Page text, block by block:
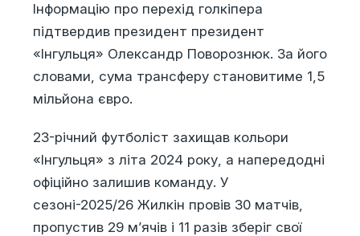
Інформацію про перехід голкіпера
підтвердив президент президент
«Інгульця» Олександр Поворознюк. За його
словами, сума трансферу становитиме 1,5
мільйона євро.
23-річний футболіст захищав кольори
«Інгульця» з літа 2024 року, а напередодні
офіційно залишив команду. У
сезоні-2025/26 Жилкін провів 30 матчів,
пропустив 29 м’ячів і 11 разів зберіг свої